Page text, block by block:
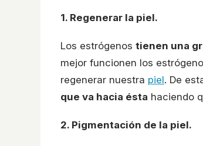
1. Regenerar la piel.
Los estrógenos tienen una
mejor funcionen los
regenerar nuestra piel. De
que va hacia ésta haciendo
2. Pigmentación de la piel.